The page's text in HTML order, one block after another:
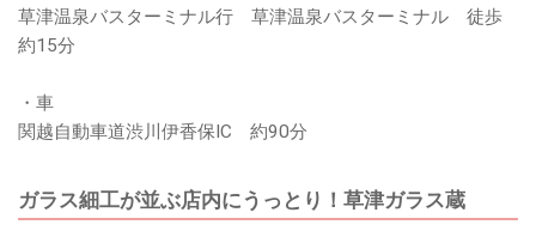
草津温泉バスターミナル行 草津温泉バスターミナル 徒歩
約15分
・車
関越自動車道渋川伊香保IC 約90分
ガラス細工が並ぶ店内にうっとり！草津ガラス蔵